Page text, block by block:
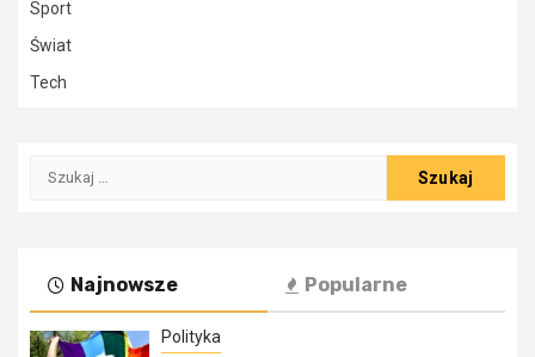
Sport
Świat
Tech
Szukaj:
Najnowsze Popularne
Polityka